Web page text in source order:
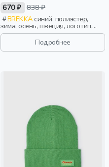
670 ₽ 838 ₽
BREKKAсиний, полиэстер,
зима, осень, швеция, логотип,
дети
Подробнее